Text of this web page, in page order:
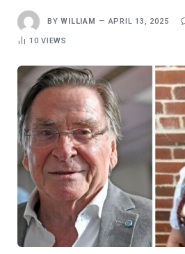
BY WILLIAM APRIL 13, 2025
10VIEWS